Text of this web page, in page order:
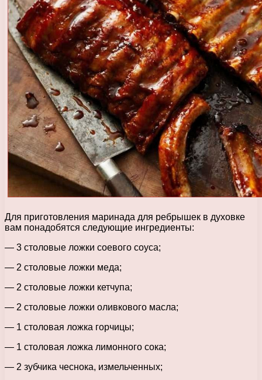
Для приготовления маринада для ребрышек в духовке
вам понадобятся следующие ингредиенты:
— 3 столовые ложки соевого соуса;
— 2 столовые ложки меда;
— 2 столовые ложки кетчупа;
— 2 столовые ложки оливкового масла;
— 1 столовая ложка горчицы;
— 1 столовая ложка лимонного сока;
— 2 зубчика чеснока, измельченных;